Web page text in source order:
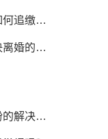
缴的？
哪些？
有哪些？